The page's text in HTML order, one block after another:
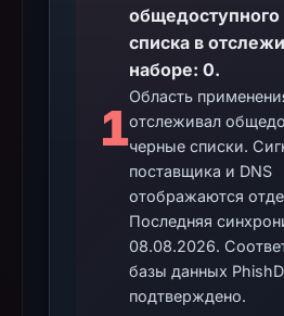
1
общедоступного
списка в
наборе: 0.
Область
отслеживал
черные списки.
поставщика и DNS
отображаются
Последняя
08.08.2026.
базы данных
подтверждено.